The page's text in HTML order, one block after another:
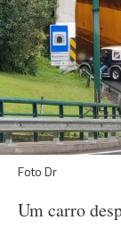
Foto Dr
Um carro